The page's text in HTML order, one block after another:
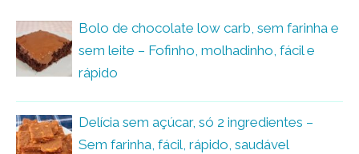
Bolo de chocolate low carb, sem farinha e
sem leite – Fofinho, molhadinho, fácil e
rápido
Delícia sem açúcar, só 2 ingredientes –
Sem farinha, fácil, rápido, saudável